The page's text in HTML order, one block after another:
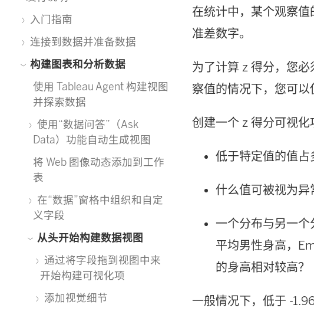
入门指南
连接到数据并准备数据
构建图表和分析数据
使用 Tableau Agent 构建视图
并探索数据
使用“数据问答”（Ask
Data）功能自动生成视图
将 Web 图像动态添加到工作
表
在“数据”窗格中组织和自定
义字段
从头开始构建数据视图
通过将字段拖到视图中来
开始构建可视化项
添加视觉细节
在统计中，某个观察
准差数字。
为了计算 z 得分，您
察值的情况下，您可以
创建一个 z 得分可视化
低于特定值的值占
什么值可被视为异
一个分布与另一
平均男性身高，
的身高相对较高？
一般情况下，低于 -